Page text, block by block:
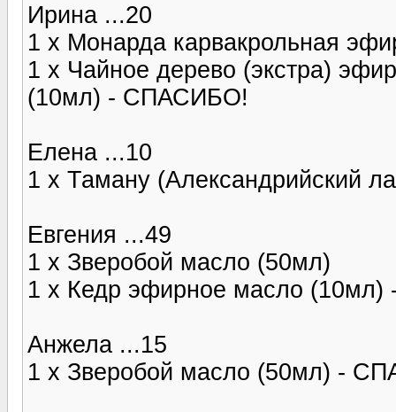
Ирина ...20
1 x Монарда карвакрольная
1 x Чайное дерево (экстра)
(10мл) - СПАСИБО!
Елена ...10
1 x Таману (Александрийский
Евгения ...49
1 x Зверобой масло (50мл)
1 x Кедр эфирное масло
Анжела ...15
1 x Зверобой масло (50мл) -